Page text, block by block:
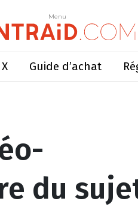
Menu
Guide d’achat
Menu
sujet environnemental
du